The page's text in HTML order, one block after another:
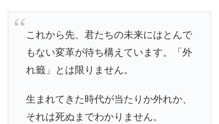
これから先、君たちの未来にはとんで
もない変革が待ち構えています。「外
れ籤」とは限りません。
生まれてきた時代が当たりか外れか、
それは死ぬまでわかりません。